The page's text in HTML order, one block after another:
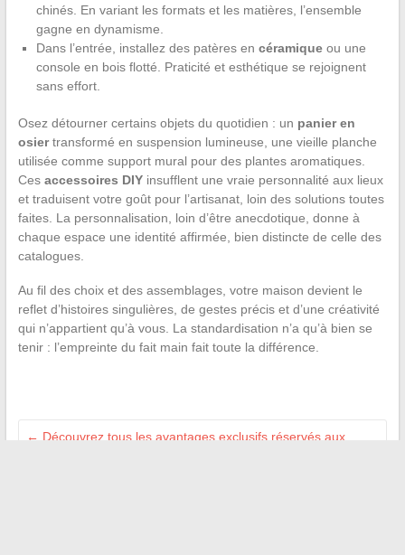
chinés. En variant les formats et les matières, l’ensemble
gagne en dynamisme.
Dans l’entrée, installez des patères en céramiqueou une
console en bois flotté. Praticité et esthétique se rejoignent
sans effort.
Osez détourner certains objets du quotidien : un panier en
osiertransformé en suspension lumineuse, une vieille planche
utilisée comme support mural pour des plantes aromatiques.
Ces accessoires DIYinsufflent une vraie personnalité aux lieux
et traduisent votre goût pour l’artisanat, loin des solutions toutes
faites. La personnalisation, loin d’être anecdotique, donne à
chaque espace une identité affirmée, bien distincte de celle des
catalogues.
Au fil des choix et des assemblages, votre maison devient le
reflet d’histoires singulières, de gestes précis et d’une créativité
qui n’appartient qu’à vous. La standardisation n’a qu’à bien se
tenir : l’empreinte du fait main fait toute la différence.
← Découvrez tous les avantages exclusifs réservés aux